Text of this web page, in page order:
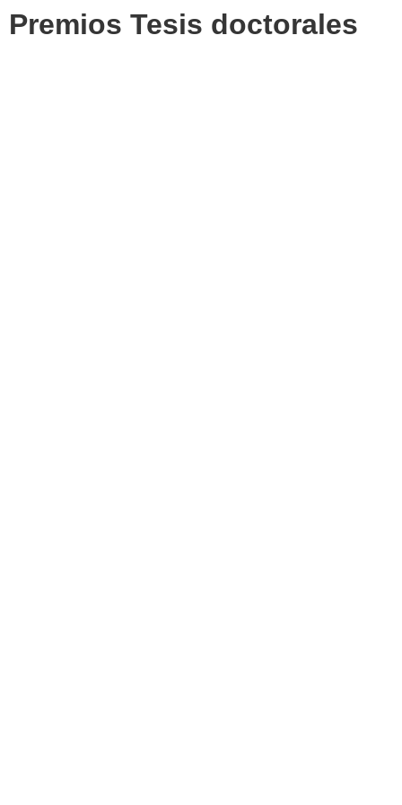
Premios Tesis doctorales